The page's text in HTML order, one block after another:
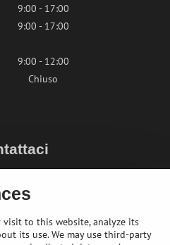
9:00 - 17:00
9:00 - 17:00
9:00 - 12:00
Chiuso
(AT)
to this website, analyze its
its use. We may use third-party